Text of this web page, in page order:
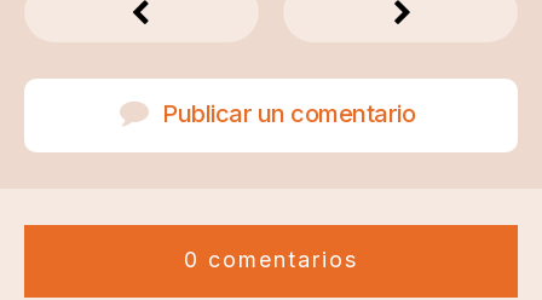
Publicar un comentario
0 comentarios